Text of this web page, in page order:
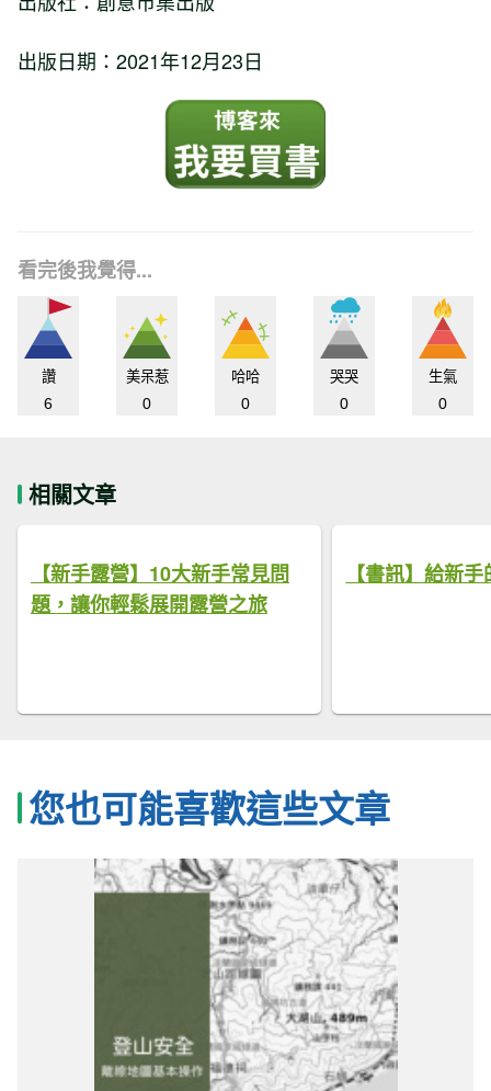
出版日期：2021年12月23日
看完後我覺得...
讚
6
美呆惹
0
哈哈
0
哭哭
0
生氣
0
相關文章
【新手露營】10大新手常見問
題，讓你輕鬆展開露營之旅
【書訊】給新
您也可能喜歡這些文章